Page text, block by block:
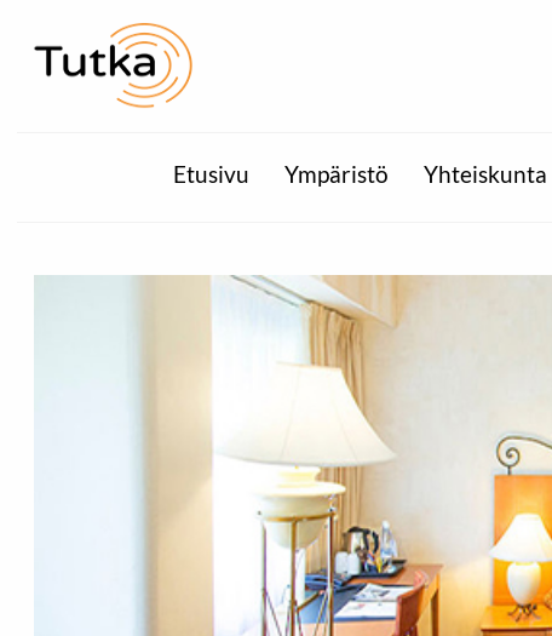
Etusivu Ympäristö Yhteiskunta